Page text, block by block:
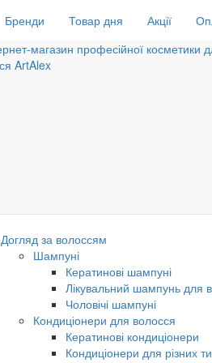
Бренди Товар дня Акції
Догляд за волоссям
Шампуні
Кератинові шампуні
Лікувальний шампунь для
Чоловічі шампуні
Кондиціонери для волосся
Кератинові кондиціонери
Кондиціонери для різних